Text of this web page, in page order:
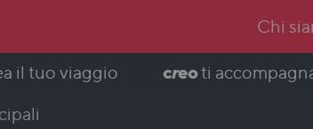
Chi
il tuo viaggio
creoti